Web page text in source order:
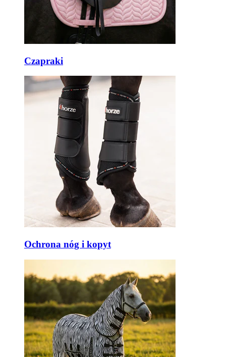
Czapraki
Ochrona nóg i kopyt